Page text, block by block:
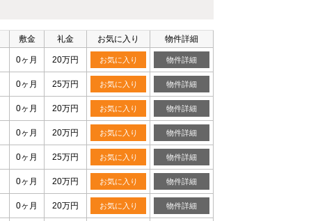
敷金 礼金 お気に入り 物件詳細
0ヶ月 20万円 お気に入り 物件詳細
0ヶ月 25万円 お気に入り 物件詳細
0ヶ月 20万円 お気に入り 物件詳細
0ヶ月 20万円 お気に入り 物件詳細
0ヶ月 25万円 お気に入り 物件詳細
0ヶ月 20万円 お気に入り 物件詳細
0ヶ月 20万円 お気に入り 物件詳細